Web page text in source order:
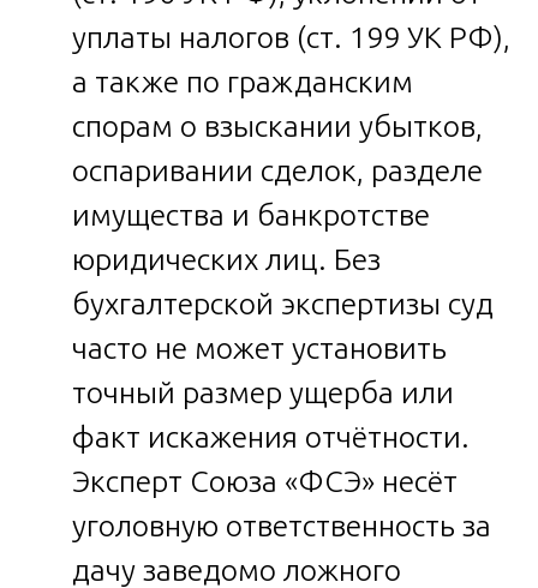
уплаты налогов (ст. 199 УК РФ),
а также по гражданским
спорам о взыскании убытков,
оспаривании сделок, разделе
имущества и банкротстве
юридических лиц. Без
бухгалтерской экспертизы суд
часто не может установить
точный размер ущерба или
факт искажения отчётности.
Эксперт Союза «ФСЭ» несёт
уголовную ответственность за
дачу заведомо ложного